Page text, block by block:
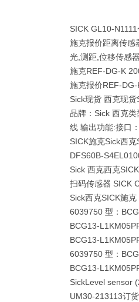
SICK GL10-
施克报价距离传感
光,测距,位移传感
施克REF-DG-K
施克报价REF-
Sick现货 西克现
品牌：Sick 西克
线 输出功能:接口
SICK施克Sick西
DFS60B-
Sick 西克西克
扫码传感器 SICK
Sick西克SICK施克
6039750 型：
BCG13-
BCG13-
6039750 型：
BCG13-
SickLevel sensor
UM30-213113订